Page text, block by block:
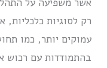
רק לסוגיות כלכליות,
עמוקים יותר, כמו
בהתמודדות עם רכוש